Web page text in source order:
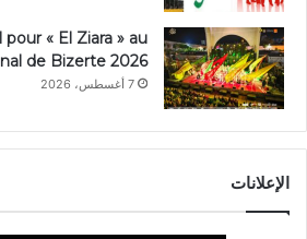
« El Ziara » au
de Bizerte 2026
7 أغسطس، 2026
الإعلانات